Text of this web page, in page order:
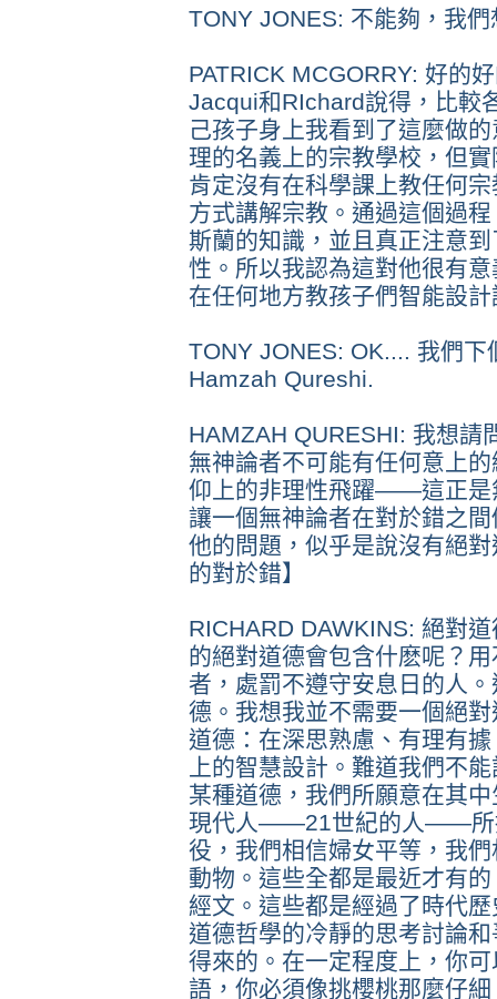
TONY JONES: 不能夠，我
PATRICK MCGORRY: 好的
Jacqui和RIchard說得，比較
己孩子身上我看到了這麼做
理的名義上的宗教學校，但
肯定沒有在科學課上教任何
方式講解宗教。通過這個過
斯蘭的知識，並且真正注意
性。所以我認為這對他很有
在任何地方教孩子們智能設
TONY JONES: OK.... 我們
Hamzah Qureshi.
HAMZAH QURESHI: 我想請
無神論者不可能有任何意上
仰上的非理性飛躍——這正
讓一個無神論者在對於錯之
他的問題，似乎是說沒有絕
的對於錯】
RICHARD DAWKINS: 絕對
的絕對道德會包含什麽呢？
者，處罰不遵守安息日的人
德。我想我並不需要一個絕
道德：在深思熟慮、有理有
上的智慧設計。難道我們不
某種道德，我們所願意在其
現代人——21世紀的人——所
役，我們相信婦女平等，我
動物。這些全都是最近才有
經文。這些都是經過了時代
道德哲學的冷靜的思考討論
得來的。在一定程度上，你
語，你必須像挑櫻桃那麼仔